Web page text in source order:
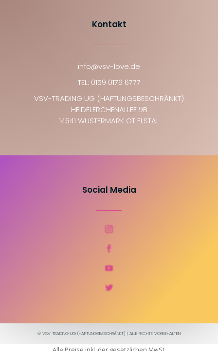
Kontakt
info@vsv-love.de
TEL: 0159 0176 6777
VSV-TRADING UG (HAFTUNGSBESCHRÄNKT)
HEIDELERCHENALLEE 9B
14641 WUSTERMARK OT ELSTAL
Social Media
© VSV TRADING UG (HAFTUNGSBESCHRÄNKT) | ALLE RECHTE VORBEHALTEN